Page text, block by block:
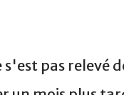
s'est pas